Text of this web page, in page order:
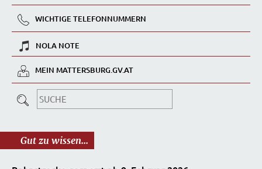
WICHTIGE TELEFONNUMMERN
NOLA NOTE
MEIN MATTERSBURG.GV.AT
Gut zu wissen...